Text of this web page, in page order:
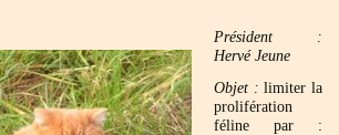
Président :
Hervé Jeune
Objet :limiter la
prolifération
féline par :